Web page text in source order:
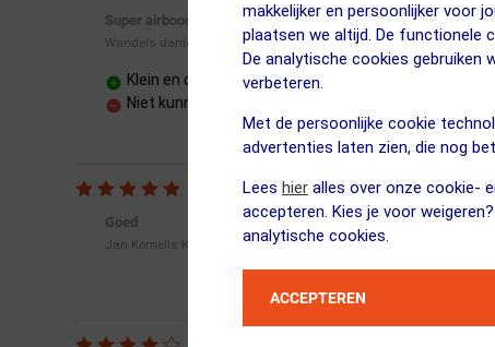
makkelijker en persoonlijker voor
plaatsen we altijd. De functionele
De analytische cookies gebruiken
verbeteren.
Met de persoonlijke cookie
advertenties laten zien, die nog
Lees hier alles over onze cookie-
accepteren. Kies je voor
analytische cookies.
ACCEPTEREN
Super airbooster
Wandels daniel 04 juli 2020
Klein en compact
Niet kunnen vastmaken aan u frame
Goed
Jan Kornelis Knapper 11 augustus 2022